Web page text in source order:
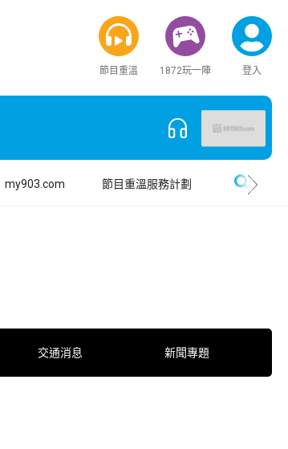
節目重溫 1872玩一陣 登入
my903.com 節目重溫服務計劃
交通消息 新聞專題